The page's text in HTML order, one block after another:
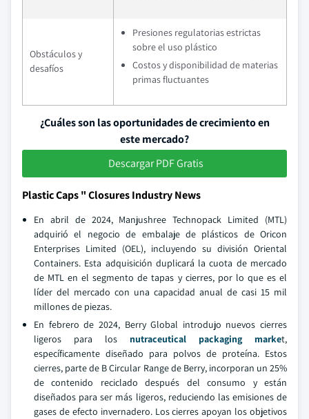
Obstáculos y
desafíos
Presiones regulatorias estrictas
sobre el uso plástico
Costos y disponibilidad de materias
primas fluctuantes
¿Cuáles son las oportunidades de crecimiento en
este mercado?
Descargar PDF Gratis
Plastic Caps " Closures Industry News
En abril de 2024, Manjushree Technopack Limited (MTL)
adquirió el negocio de embalaje de plásticos de Oricon
Enterprises Limited (OEL), incluyendo su división Oriental
Containers. Esta adquisición duplicará la cuota de mercado
de MTL en el segmento de tapas y cierres, por lo que es el
líder del mercado con una capacidad anual de casi 15 mil
millones de piezas.
En febrero de 2024, Berry Global introdujo nuevos cierres
ligeros para los nutraceutical packaging market,
específicamente diseñado para polvos de proteína. Estos
cierres, parte de B Circular Range de Berry, incorporan un 25%
de contenido reciclado después del consumo y están
diseñados para ser más ligeros, reduciendo las emisiones de
gases de efecto invernadero. Los cierres apoyan los objetivos